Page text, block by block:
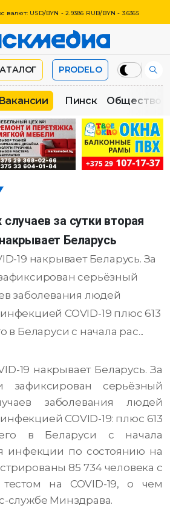
валют: USD/BYN - 2.9386 RUB/BYN - 3.6365
PRODELO
Вакансии Пинск Общество
за сутки вторая
Беларусь
19 накрывает Беларусь. За
серьёзный
заболевания людей
COVID-19 плюс 613
в Беларуси с начала рас...
19 накрывает Беларусь. За
зафиксирован серьёзный
заболевания людей
COVID-19: плюс 613
в Беларуси с начала
инфекции по состоянию на
85 734 человека с
на COVID-19, о чем
службе Минздрава.